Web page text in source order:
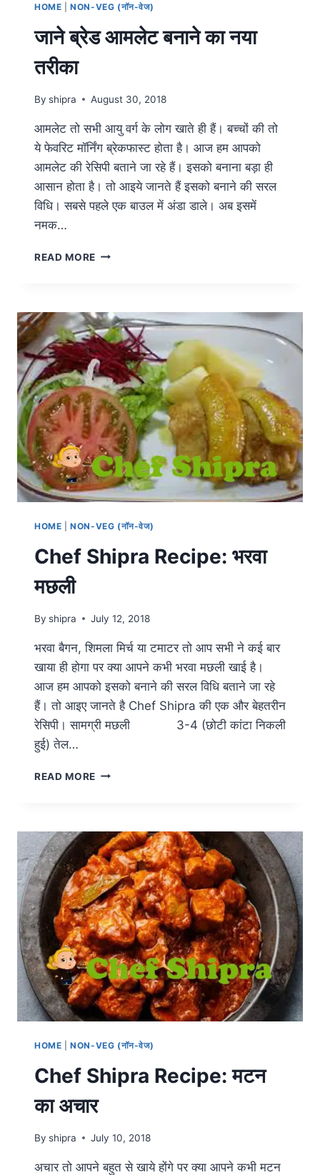
HOME |NON-VEG (नॉन-वेज)
जाने ब्रेड आमलेट बनाने का नया
तरीका
By shipra August 30, 2018
आमलेट तो सभी आयु वर्ग के लोग खाते ही हैं। बच्चों की तो
ये फेवरिट मॉर्निंग ब्रेकफास्ट होता है। आज हम आपको
आमलेट की रेसिपी बताने जा रहे हैं। इसको बनाना बड़ा ही
आसान होता है। तो आइये जानते हैं इसको बनाने की सरल
विधि। सबसे पहले एक बाउल में अंडा डाले। अब इसमें
नमक…
READ MORE
HOME |NON-VEG (नॉन-वेज)
Chef Shipra Recipe: भरवा
मछली
By shipra July 12, 2018
भरवा बैगन, शिमला मिर्च या टमाटर तो आप सभी ने कई बार
खाया ही होगा पर क्या आपने कभी भरवा मछली खाई है।
आज हम आपको इसको बनाने की सरल विधि बताने जा रहे
हैं। तो आइए जानते है Chef Shipra की एक और बेहतरीन
रेसिपी। सामग्री मछली 3-4 (छोटी कांटा निकली
हुई) तेल…
READ MORE
HOME |NON-VEG (नॉन-वेज)
Chef Shipra Recipe: मटन
का अचार
By shipra July 10, 2018
अचार तो आपने बहुत से खाये होंगे पर क्या आपने कभी मटन